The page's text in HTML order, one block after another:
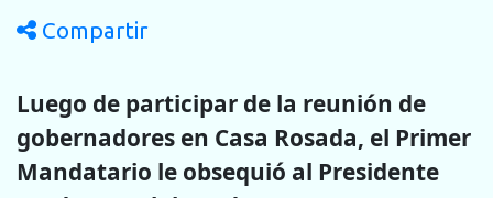
Compartir
Luego de participar de la reunión de
gobernadores en Casa Rosada, el Primer
Mandatario le obsequió al Presidente